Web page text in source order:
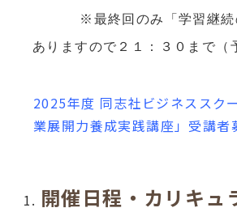
※最終回のみ「学習継続
ありますので２１：３０まで（
2025年度 同志社ビジネススク
業展開力養成実践講座」受講者
開催日程・カリキュ